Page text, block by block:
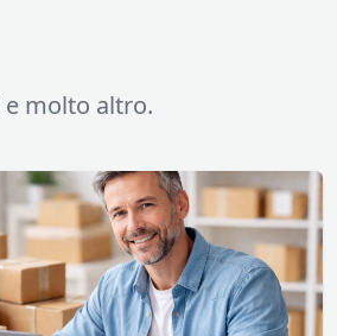
molto altro.